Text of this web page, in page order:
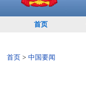
首页
首页 > 中国要闻